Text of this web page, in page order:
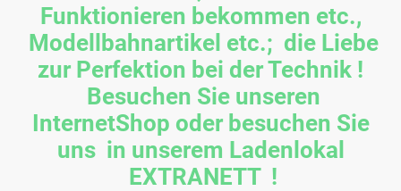
Funktionieren bekommen etc.,
Modellbahnartikel etc.; die Liebe
zur Perfektion bei der Technik !
Besuchen Sie unseren
InternetShop oder besuchen Sie
uns in unserem Ladenlokal
EXTRANETT !